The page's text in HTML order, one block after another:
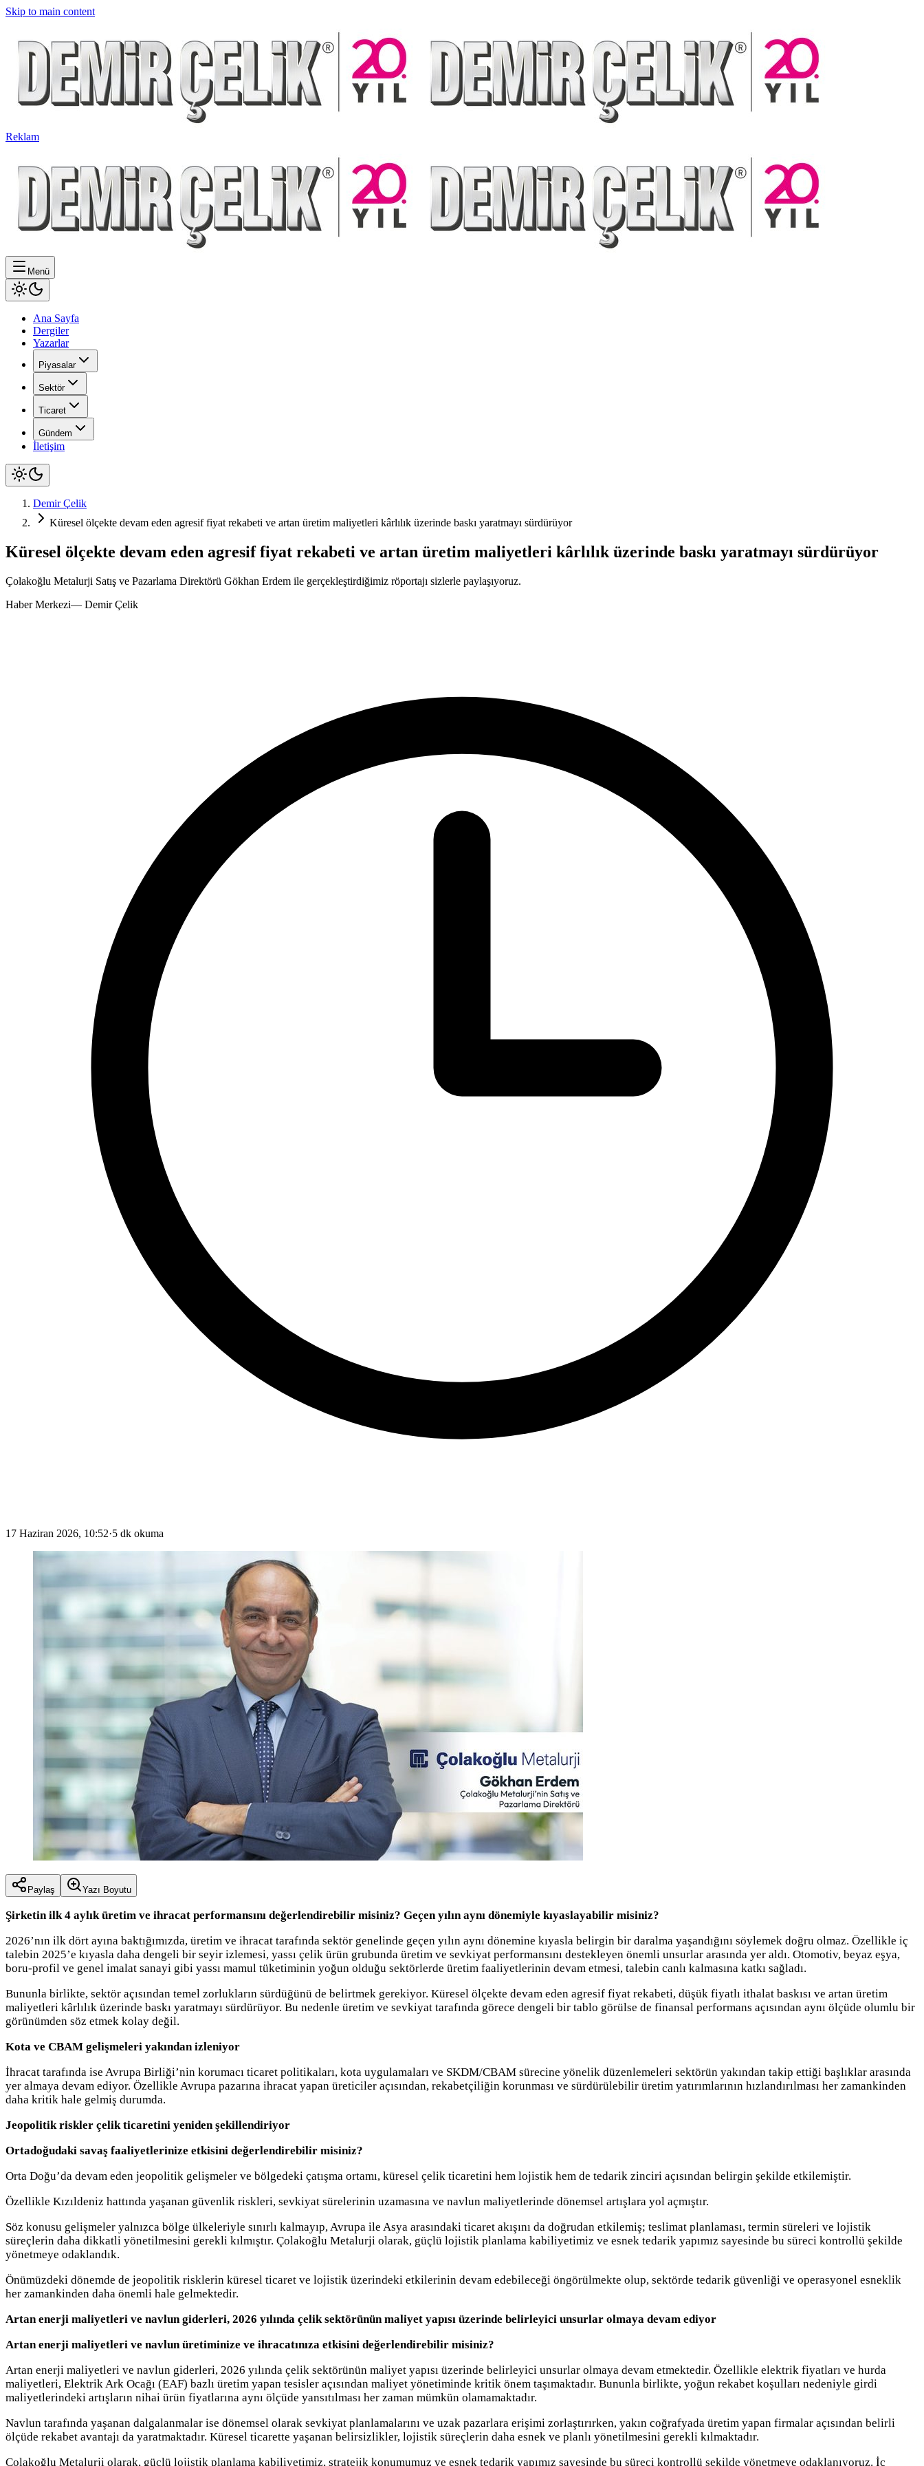
Skip to main content
Reklam
Menü
Ana Sayfa
Dergiler
Yazarlar
Piyasalar
Sektör
Ticaret
Gündem
İletişim
Demir Çelik
Küresel ölçekte devam eden agresif fiyat rekabeti ve artan üretim maliyetleri kârlılık üzerinde baskı yaratmayı sürdürüyor
Küresel ölçekte devam eden agresif fiyat rekabeti ve artan üretim maliyetleri kârlılık üzerinde baskı yaratmayı sürdürüyor
Çolakoğlu Metalurji Satış ve Pazarlama Direktörü Gökhan Erdem ile gerçekleştirdiğimiz röportajı sizlerle paylaşıyoruz.
Haber Merkezi— Demir Çelik
17 Haziran 2026, 10:52·5 dk okuma
Paylaş Yazı Boyutu
Şirketin ilk 4 aylık üretim ve ihracat performansını değerlendirebilir misiniz? Geçen yılın aynı dönemiyle kıyaslayabilir misiniz?
2026’nın ilk dört ayına baktığımızda, üretim ve ihracat tarafında sektör genelinde geçen yılın aynı dönemine kıyasla belirgin bir daralma yaşandığını söylemek doğru olmaz. Özellikle iç
talebin 2025’e kıyasla daha dengeli bir seyir izlemesi, yassı çelik ürün grubunda üretim ve sevkiyat performansını destekleyen önemli unsurlar arasında yer aldı. Otomotiv, beyaz eşya,
boru-profil ve genel imalat sanayi gibi yassı mamul tüketiminin yoğun olduğu sektörlerde üretim faaliyetlerinin devam etmesi, talebin canlı kalmasına katkı sağladı.
Bununla birlikte, sektör açısından temel zorlukların sürdüğünü de belirtmek gerekiyor. Küresel ölçekte devam eden agresif fiyat rekabeti, düşük fiyatlı ithalat baskısı ve artan üretim
maliyetleri kârlılık üzerinde baskı yaratmayı sürdürüyor. Bu nedenle üretim ve sevkiyat tarafında görece dengeli bir tablo görülse de finansal performans açısından aynı ölçüde olumlu bir
görünümden söz etmek kolay değil.
Kota ve CBAM gelişmeleri yakından izleniyor
İhracat tarafında ise Avrupa Birliği’nin korumacı ticaret politikaları, kota uygulamaları ve SKDM/CBAM sürecine yönelik düzenlemeleri sektörün yakından takip ettiği başlıklar arasında
yer almaya devam ediyor. Özellikle Avrupa pazarına ihracat yapan üreticiler açısından, rekabetçiliğin korunması ve sürdürülebilir üretim yatırımlarının hızlandırılması her zamankinden
daha kritik hale gelmiş durumda.
Jeopolitik riskler çelik ticaretini yeniden şekillendiriyor
Ortadoğudaki savaş faaliyetlerinize etkisini değerlendirebilir misiniz?
Orta Doğu’da devam eden jeopolitik gelişmeler ve bölgedeki çatışma ortamı, küresel çelik ticaretini hem lojistik hem de tedarik zinciri açısından belirgin şekilde etkilemiştir.
Özellikle Kızıldeniz hattında yaşanan güvenlik riskleri, sevkiyat sürelerinin uzamasına ve navlun maliyetlerinde dönemsel artışlara yol açmıştır.
Söz konusu gelişmeler yalnızca bölge ülkeleriyle sınırlı kalmayıp, Avrupa ile Asya arasındaki ticaret akışını da doğrudan etkilemiş; teslimat planlaması, termin süreleri ve lojistik
süreçlerin daha dikkatli yönetilmesini gerekli kılmıştır. Çolakoğlu Metalurji olarak, güçlü lojistik planlama kabiliyetimiz ve esnek tedarik yapımız sayesinde bu süreci kontrollü şekilde
yönetmeye odaklandık.
Önümüzdeki dönemde de jeopolitik risklerin küresel ticaret ve lojistik üzerindeki etkilerinin devam edebileceği öngörülmekte olup, sektörde tedarik güvenliği ve operasyonel esneklik
her zamankinden daha önemli hale gelmektedir.
Artan enerji maliyetleri ve navlun giderleri, 2026 yılında çelik sektörünün maliyet yapısı üzerinde belirleyici unsurlar olmaya devam ediyor
Artan enerji maliyetleri ve navlun üretiminize ve ihracatınıza etkisini değerlendirebilir misiniz?
Artan enerji maliyetleri ve navlun giderleri, 2026 yılında çelik sektörünün maliyet yapısı üzerinde belirleyici unsurlar olmaya devam etmektedir. Özellikle elektrik fiyatları ve hurda
maliyetleri, Elektrik Ark Ocağı (EAF) bazlı üretim yapan tesisler açısından maliyet yönetiminde kritik önem taşımaktadır. Bununla birlikte, yoğun rekabet koşulları nedeniyle girdi
maliyetlerindeki artışların nihai ürün fiyatlarına aynı ölçüde yansıtılması her zaman mümkün olamamaktadır.
Navlun tarafında yaşanan dalgalanmalar ise dönemsel olarak sevkiyat planlamalarını ve uzak pazarlara erişimi zorlaştırırken, yakın coğrafyada üretim yapan firmalar açısından belirli
ölçüde rekabet avantajı da yaratmaktadır. Küresel ticarette yaşanan belirsizlikler, lojistik süreçlerin daha esnek ve planlı yönetilmesini gerekli kılmaktadır.
Çolakoğlu Metalurji olarak, güçlü lojistik planlama kabiliyetimiz, stratejik konumumuz ve esnek tedarik yapımız sayesinde bu süreci kontrollü şekilde yönetmeye odaklanıyoruz. İç